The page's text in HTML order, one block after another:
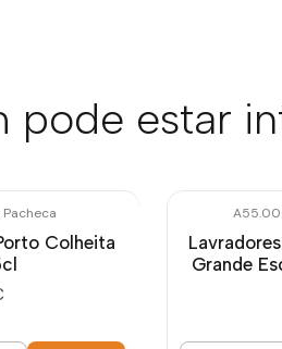
pode estar
Colheita
Grande